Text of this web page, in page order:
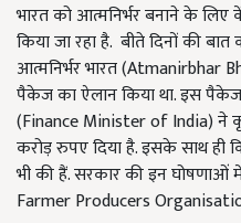
भारत को आत्मनिर्भर बनाने के लिए
किया जा रहा है. बीते दिनों की बात
आत्मनिर्भर भारत
पैकेज का ऐलान किया था. इस पैकेज
(Finance Minister of India) ने
करोड़ रुपए दिया है. इसके साथ ही
भी की हैं. सरकार की इन घोषणाओं
Farmer Producers